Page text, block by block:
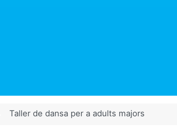
Taller de dansa per a adults majors